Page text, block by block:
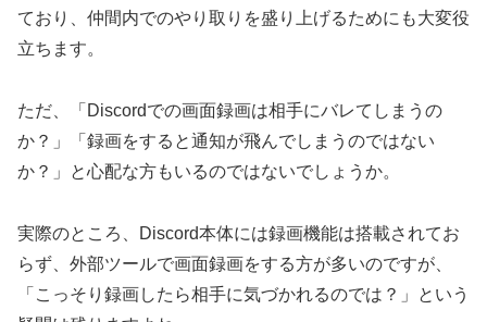
ており、仲間内でのやり取りを盛り上げるためにも大変役
立ちます。
ただ、「Discordでの画面録画は相手にバレてしまうの
か？」「録画をすると通知が飛んでしまうのではない
か？」と心配な方もいるのではないでしょうか。
実際のところ、Discord本体には録画機能は搭載されてお
らず、外部ツールで画面録画をする方が多いのですが、
「こっそり録画したら相手に気づかれるのでは？」という